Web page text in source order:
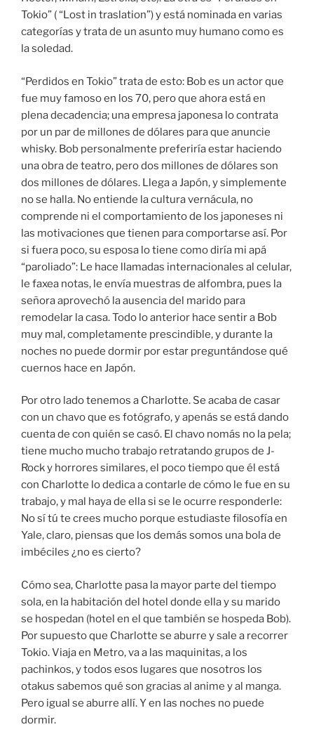
Tokio” ( “Lost in traslation”) y está nominada en varias
categorías y trata de un asunto muy humano como es
la soledad.
“Perdidos en Tokio” trata de esto: Bob es un actor que
fue muy famoso en los 70, pero que ahora está en
plena decadencia; una empresa japonesa lo contrata
por un par de millones de dólares para que anuncie
whisky. Bob personalmente preferiría estar haciendo
una obra de teatro, pero dos millones de dólares son
dos millones de dólares. Llega a Japón, y simplemente
no se halla. No entiende la cultura vernácula, no
comprende ni el comportamiento de los japoneses ni
las motivaciones que tienen para comportarse así. Por
si fuera poco, su esposa lo tiene como diría mi apá
“paroliado”: Le hace llamadas internacionales al celular,
le faxea notas, le envía muestras de alfombra, pues la
señora aprovechó la ausencia del marido para
remodelar la casa. Todo lo anterior hace sentir a Bob
muy mal, completamente prescindible, y durante la
noches no puede dormir por estar preguntándose qué
cuernos hace en Japón.
Por otro lado tenemos a Charlotte. Se acaba de casar
con un chavo que es fotógrafo, y apenás se está dando
cuenta de con quién se casó. El chavo nomás no la pela;
tiene mucho mucho trabajo retratando grupos de J-
Rock y horrores similares, el poco tiempo que él está
con Charlotte lo dedica a contarle de cómo le fue en su
trabajo, y mal haya de ella si se le ocurre responderle:
No sí tú te crees mucho porque estudiaste filosofía en
Yale, claro, piensas que los demás somos una bola de
imbéciles ¿no es cierto?
Cómo sea, Charlotte pasa la mayor parte del tiempo
sola, en la habitación del hotel donde ella y su marido
se hospedan (hotel en el que también se hospeda Bob).
Por supuesto que Charlotte se aburre y sale a recorrer
Tokio. Viaja en Metro, va a las maquinitas, a los
pachinkos, y todos esos lugares que nosotros los
otakus sabemos qué son gracias al anime y al manga.
Pero igual se aburre allí. Y en las noches no puede
dormir.